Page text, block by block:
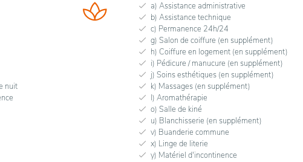
nuit
a) Assistance administrative
b) Assistance technique
c) Permanence 24h/24
g) Salon de coiffure (en supplément)
h) Coiffure en logement (en supplément)
i) Pédicure / manucure (en supplément)
j) Soins esthétiques (en supplément)
k) Massages (en supplément)
l) Aromathérapie
o) Salle de kiné
u) Blanchisserie (en supplément)
v) Buanderie commune
x) Linge de literie
y) Matériel d'incontinence